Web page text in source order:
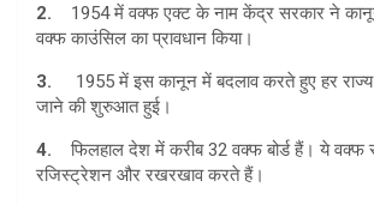
2.
1954 में वक्फ एक्ट के नाम केंद्र सरकार ने
वक्फ काउंसिल का प्रावधान किया।
3. 1955 में इस कानून में बदलाव करते हुए हर राज्य
जाने की शुरुआत हुई।
4.
फिलहाल देश में करीब 32 वक्फ बोर्ड हैं। ये वक्फ
रजिस्ट्रेशन और रखरखाव करते हैं।